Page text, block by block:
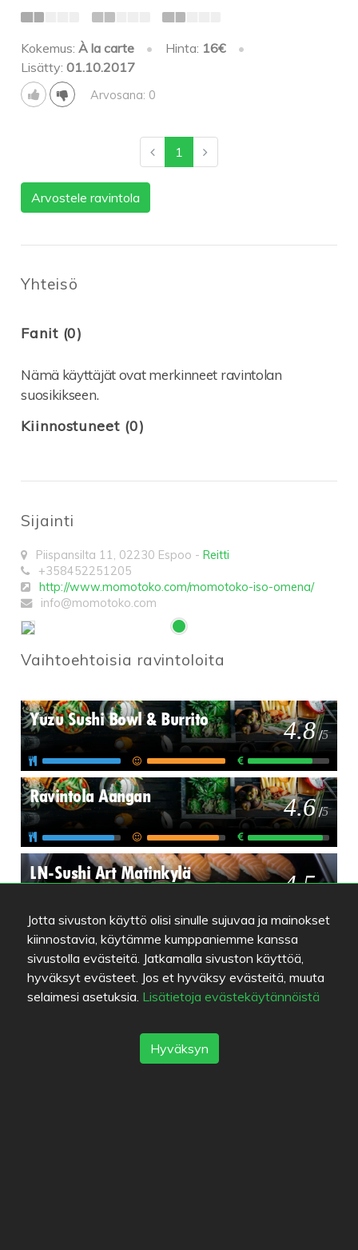
Jotta sivuston käyttö olisi sinulle sujuvaa ja mainokset
kiinnostavia, käytämme kumppaniemme kanssa
sivustolla evästeitä. Jatkamalla sivuston käyttöä,
hyväksyt evästeet. Jos et hyväksy evästeitä, muuta
selaimesi asetuksia. Lisätietoja evästekäytännöistä
Hyväksyn
Kokemus:À la carte • Hinta: 16€
•
Lisätty:01.10.2017
Arvosana: 0
1
Arvostele ravintola
Yhteisö
Fanit (0)
Nämä käyttäjät ovat merkinneet ravintolan
suosikikseen.
Kiinnostuneet (0)
Sijainti
Piispansilta 11 02230 Espoo -Reitti
+358452251205
http://www.momotoko.com/momotoko-iso-omena/
info@momotoko.com
Vaihtoehtoisia ravintoloita
Yuzu Sushi Bowl & Burrito 4.8 /5
Ravintola Aangan 4.6 /5
LN-Sushi Art Matinkylä 4.5 /5